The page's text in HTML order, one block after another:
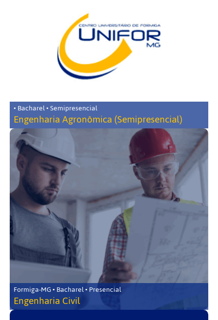
• Bacharel • Semipresencial
Engenharia Agronômica (Semipresencial)
Formiga-MG • Bacharel • Presencial
Engenharia Civil